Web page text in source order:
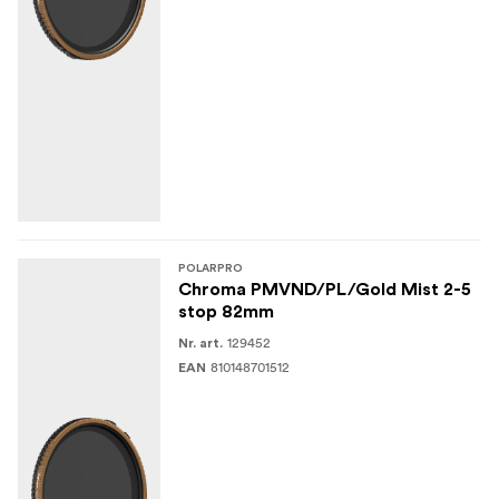
1x carcasă
POLARPRO
Chroma PMVND/PL/Gold Mist 2-5
stop 82mm
Nr. art. 129452
EAN 810148701512